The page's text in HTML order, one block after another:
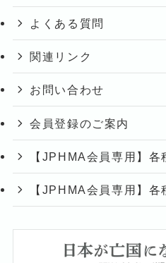
よくある質問
関連リンク
お問い合わせ
会員登録のご案内
【JPHMA会員専用】各
【JPHMA会員専用】各